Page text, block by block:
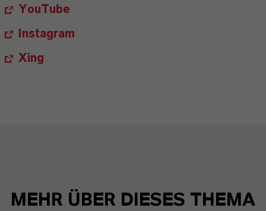
YouTube
Instagram
Xing
MEHR ÜBER DIESES THEMA